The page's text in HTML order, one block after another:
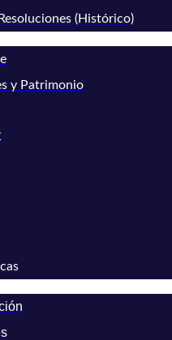
(Histórico)
y Patrimonio